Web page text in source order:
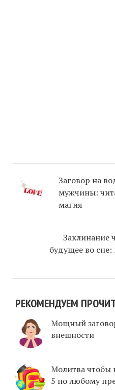
Заговор на
мужчины:
магия
Заклинание
будущее во
РЕКОМЕНДУЕМ
Мощный
внешности
Молитва чтобы
5 по любому